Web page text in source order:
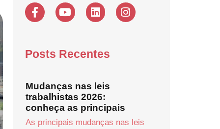
Posts Recentes
Mudanças nas leis
trabalhistas 2026:
conheça as principais
As principais mudanças nas leis